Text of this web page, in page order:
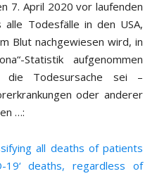
7. April 2020 vor laufenden
alle Todesfälle in den USA,
Blut nachgewiesen wird, in
Statistik aufgenommen
die Todesursache sei –
oder anderer
…:
all deaths of patients
19‘ deaths, regardless of